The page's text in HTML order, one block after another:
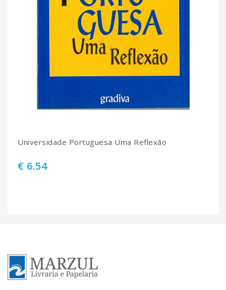
Universidade Portuguesa Uma Reflexão
€ 6.54